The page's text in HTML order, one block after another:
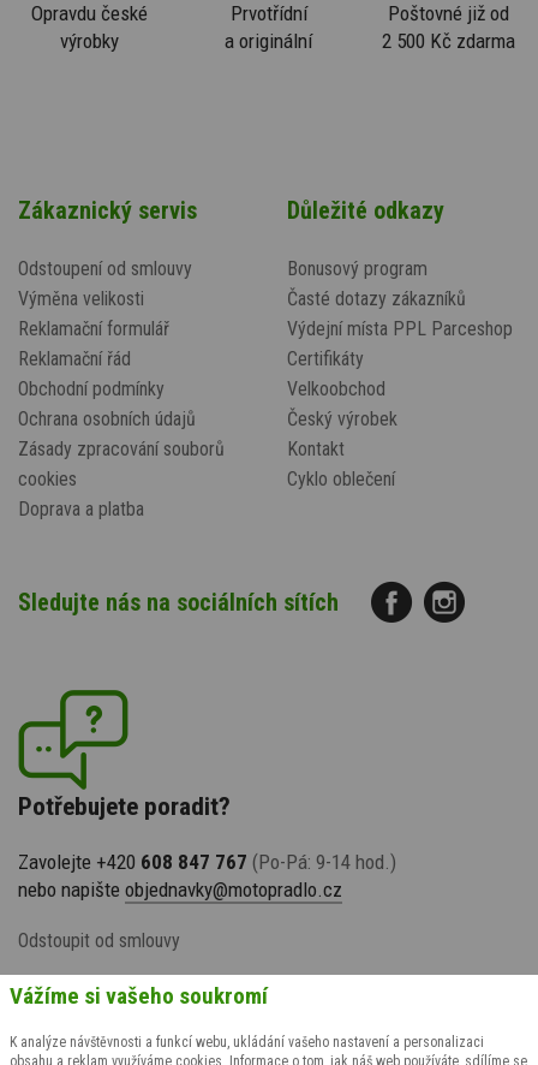
Opravdu české
výrobky
Prvotřídní
a originální
Poštovné již od
2 500 Kč zdarma
Zákaznický servis
Odstoupení od smlouvy
Výměna velikosti
Reklamační formulář
Reklamační řád
Obchodní podmínky
Ochrana osobních údajů
Zásady zpracování souborů
cookies
Doprava a platba
Důležité odkazy
Bonusový program
Časté dotazy zákazníků
Výdejní místa PPL Parceshop
Certifikáty
Velkoobchod
Český výrobek
Kontakt
Cyklo oblečení
Sledujte nás na sociálních sítích
Potřebujete poradit?
Zavolejte +420 608 847 767 (Po-Pá: 9-14 hod.)
nebo napište objednavky@motopradlo.cz
Odstoupit od smlouvy
Vážíme si vašeho soukromí
K analýze návštěvnosti a funkcí webu, ukládání vašeho nastavení a personalizaci
obsahu a reklam využíváme cookies. Informace o tom, jak náš web používáte, sdílíme se